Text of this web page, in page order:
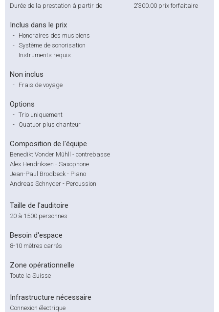
Durée de la prestation à partir de
2'300.00 prix forfaitaire
Inclus dans le prix
- Honoraires des musiciens
- Système de sonorisation
- Instruments requis
Non inclus
- Frais de voyage
Options
- Trio uniquement
- Quatuor plus chanteur
Composition de l'équipe
Benedikt Vonder Mühll - contrebasse
Alex Hendriksen - Saxophone
Jean-Paul Brodbeck - Piano
Andreas Schnyder - Percussion
Taille de l'auditoire
20 à 1500 personnes
Besoin d'espace
8-10 mètres carrés
Zone opérationnelle
Toute la Suisse
Infrastructure nécessaire
Connexion électrique